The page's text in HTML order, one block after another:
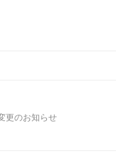
更のお知らせ